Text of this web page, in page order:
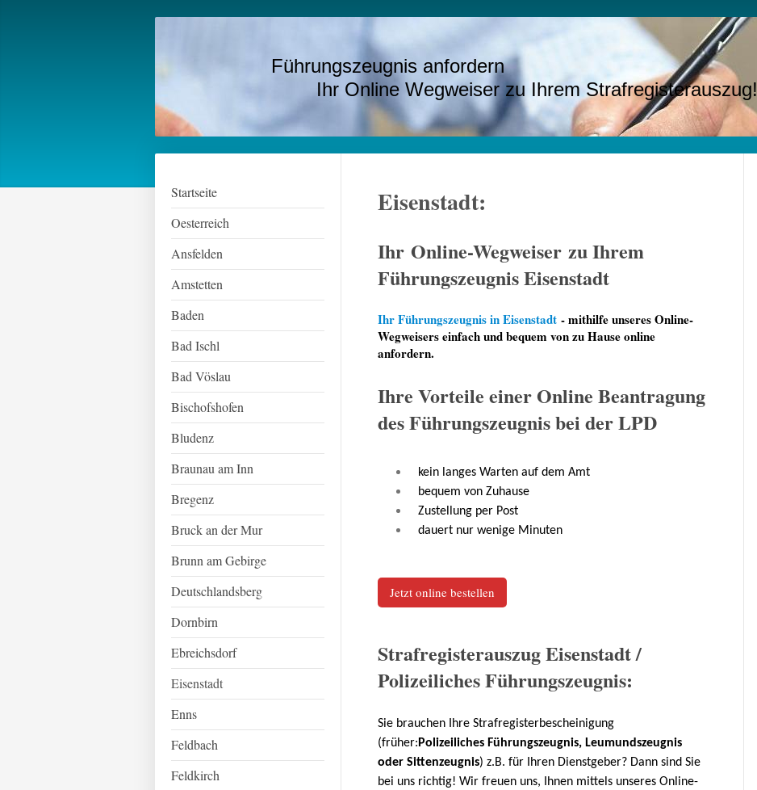
Führungszeugnis anfordern
Ihr Online Wegweiser zu Ihrem Strafregisterauszug!
Startseite
Oesterreich
Ansfelden
Amstetten
Baden
Bad Ischl
Bad Vöslau
Bischofshofen
Bludenz
Braunau am Inn
Bregenz
Bruck an der Mur
Brunn am Gebirge
Deutschlandsberg
Dornbirn
Ebreichsdorf
Eisenstadt
Enns
Feldbach
Feldkirch
Eisenstadt:
Ihr Online-Wegweiser zu Ihrem
Führungszeugnis Eisenstadt
Ihr Führungszeugnis in Eisenstadt- mithilfe unseres Online-
Wegweisers einfach und bequem von zu Hause online
anfordern.
Ihre Vorteile einer Online Beantragung
des Führungszeugnis bei der LPD
kein langes Warten auf dem Amt
bequem von Zuhause
Zustellung per Post
dauert nur wenige Minuten
Jetzt online bestellen
Strafregisterauszug Eisenstadt /
Polizeiliches Führungszeugnis:
Sie brauchen Ihre Strafregisterbescheinigung
(früher: Polizeiliches Führungszeugnis, Leumundszeugnis
oder Sittenzeugnis) z.B. für Ihren Dienstgeber? Dann sind Sie
bei uns richtig! Wir freuen uns, Ihnen mittels unseres Online-